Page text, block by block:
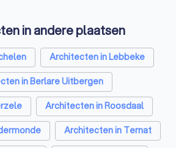
in andere plaatsen
Architecten in Lebbeke
in Berlare Uitbergen
Architecten in Roosdaal
Architecten in Ternat